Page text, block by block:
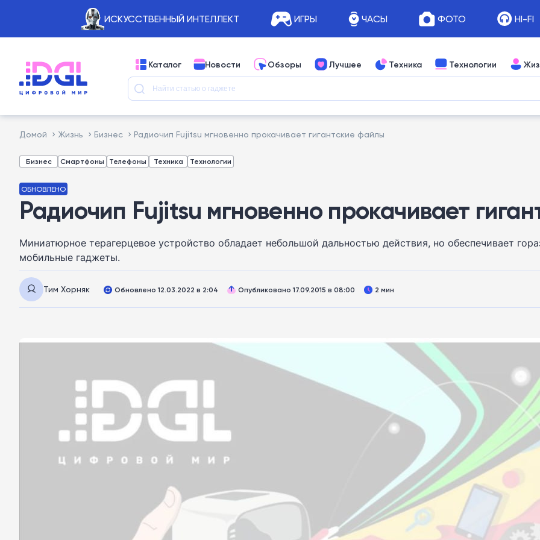
ИСКУССТВЕННЫЙ ИНТЕЛЛЕКТ ИГРЫ ЧАСЫ ФОТО HI-FI
Каталог Новости Обзоры Лучшее Техника Технологии
Домой Жизнь Бизнес Радиочип Fujitsu мгновенно прокачивает гигантские файлы
Бизнес Смартфоны Телефоны Техника Технологии
ОБНОВЛЕНО
Радиочип Fujitsu мгновенно прокачивает
Миниатюрное терагерцевое устройство обладает небольшой дальностью действия, но обеспечивает
мобильные гаджеты.
Тим Хорняк Обновлено 12.03.2022 в 2:04 Опубликовано 17.09.2015 в 08:00 2 мин